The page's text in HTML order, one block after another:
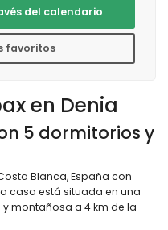
en Denia
5 dormitorios y
Blanca, España con
casa está situada en una
montañosa a 4 km de la
del calendario
favoritos